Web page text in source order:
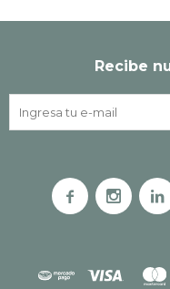
Recibe
  